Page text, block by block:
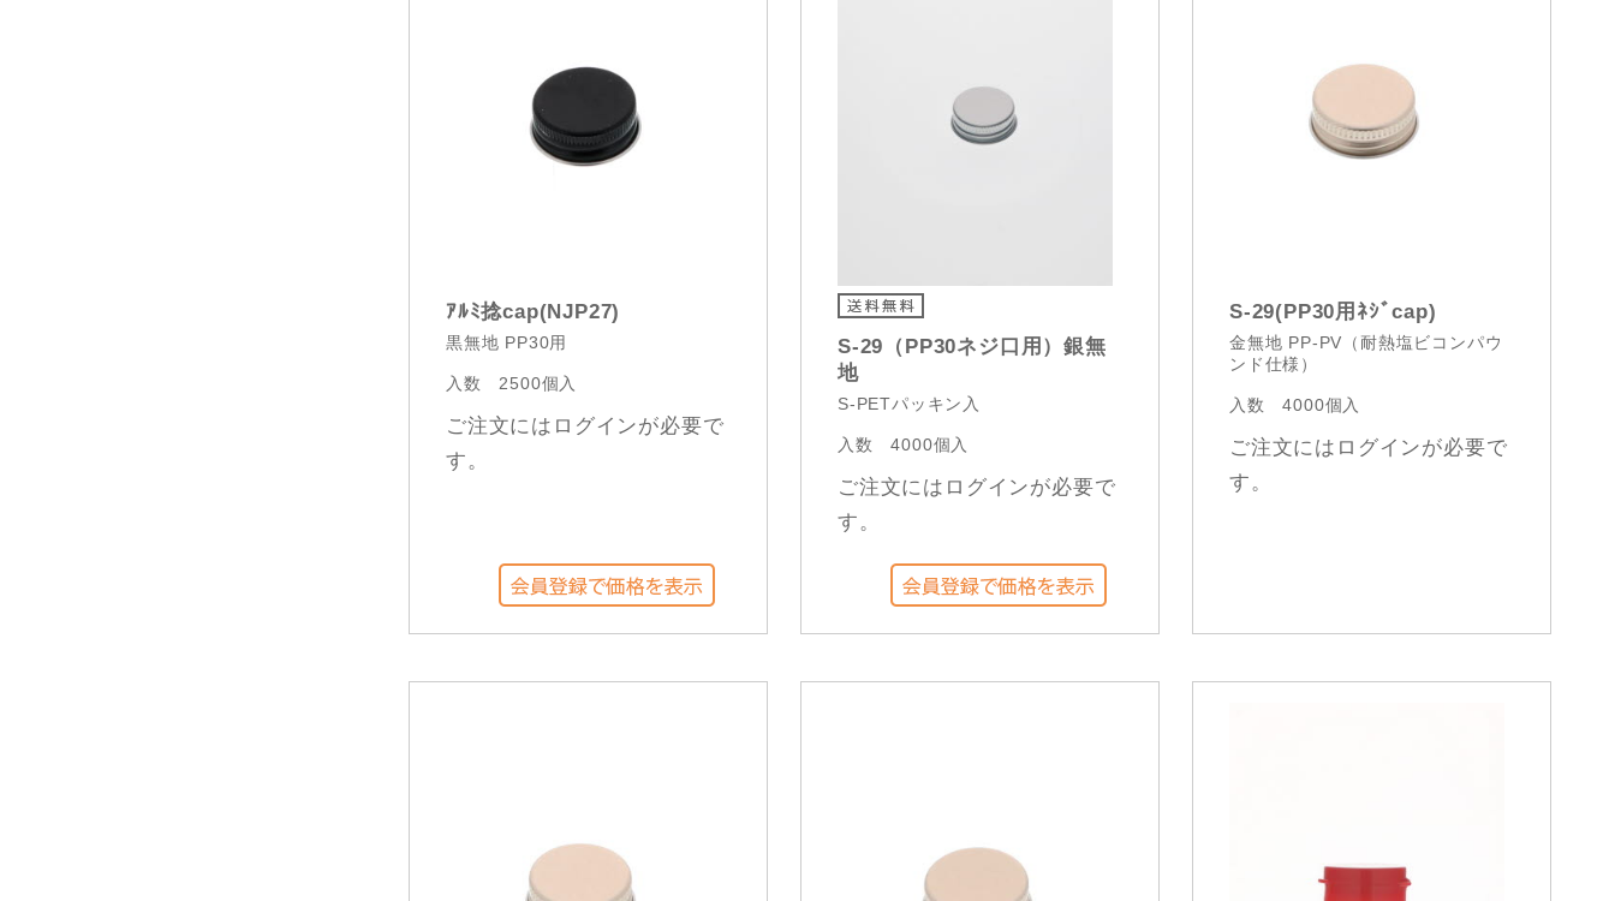
ｱﾙﾐ捻cap(NJP27)
黒無地 PP30用
入数 2500個入
ご注文にはログインが必要で
す。
S-29（PP30ネジ口用）銀無
地
S-PETパッキン入
入数4000個入
ご注文にはログインが必要で
す。
S-29(PP30用ﾈｼﾞcap)
金無地 PP-PV（耐熱塩ビコンパウ
ンド仕様）
入数4000個入
ご注文にはログインが必要で
す。